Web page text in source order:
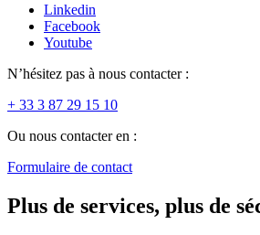
Linkedin
Facebook
Youtube
N’hésitez pas à nous contacter :
+ 33 3 87 29 15 10
Ou nous contacter en :
Formulaire de contact
Plus de services, plus de